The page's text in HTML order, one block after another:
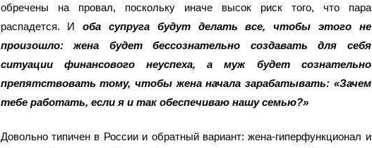
обречены на провал, поскольку иначе высок риск того, что пара
распадется. Иоба супруга будут делать все, чтобы этого не
произошло: жена будет бессознательно создавать для себя
ситуации финансового неуспеха, а муж будет сознательно
препятствовать тому, чтобы жена начала зарабатывать: «Зачем
тебе работать, если я и так обеспечиваю нашу семью?»
Довольно типичен в России и обратный вариант: жена-гиперфункционал и